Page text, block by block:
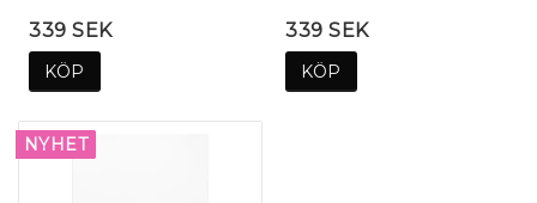
339 SEK
KÖP
339 SEK
KÖP
NYHET